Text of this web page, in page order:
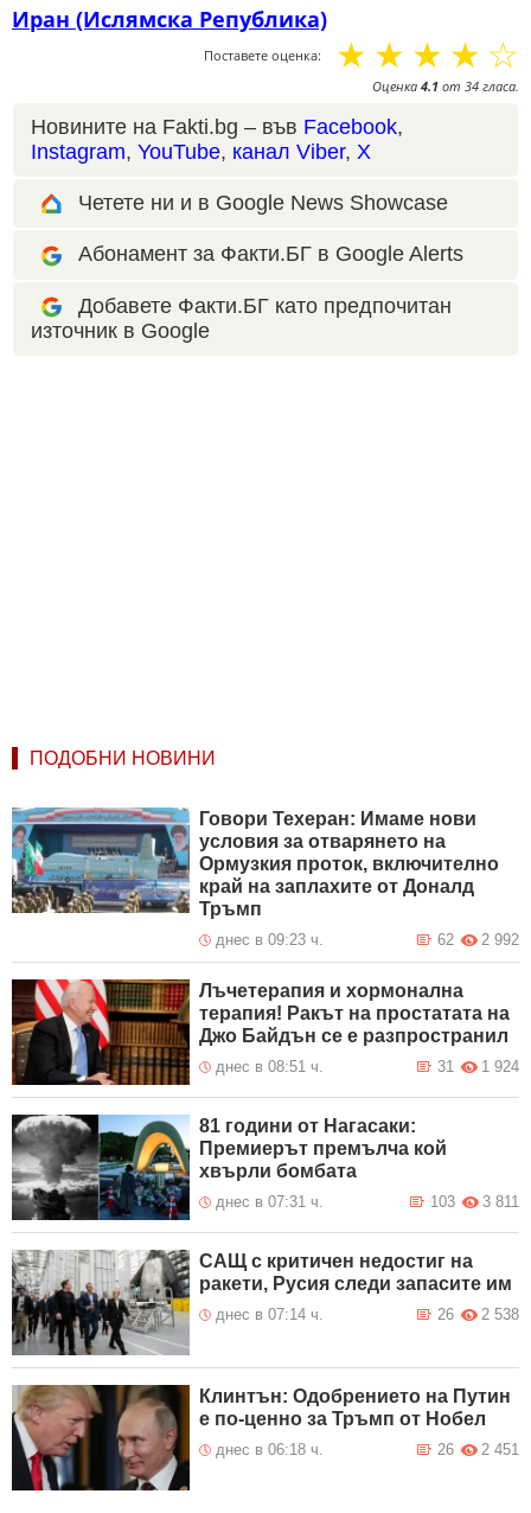
Иран (Ислямска Република)
Поставете оценка: ☆
☆
☆
☆
☆
Оценка 4.1 от 34 гласа.
Новините на Fakti.bg – във Facebook,
Instagram, YouTube, канал Viber, X
Четете ни и в Google News Showcase
Абонамент за Факти.БГ в Google Alerts
Добавете Факти.БГ като предпочитан
източник в Google
ПОДОБНИ НОВИНИ
Говори Техеран: Имаме нови
условия за отварянето на
Ормузкия проток, включително
край на заплахите от Доналд
Тръмп
днес в 09:23 ч. 2 992
62
Лъчетерапия и хормонална
терапия! Ракът на простатата на
Джо Байдън се е разпространил
днес в 08:51 ч. 1 924
31
81 години от Нагасаки:
Премиерът премълча кой
хвърли бомбата
днес в 07:31 ч. 3 811
103
САЩ с критичен недостиг на
ракети, Русия следи запасите им
днес в 07:14 ч. 2 538
26
Клинтън: Одобрението на Путин
е по-ценно за Тръмп от Нобел
днес в 06:18 ч. 2 451
26